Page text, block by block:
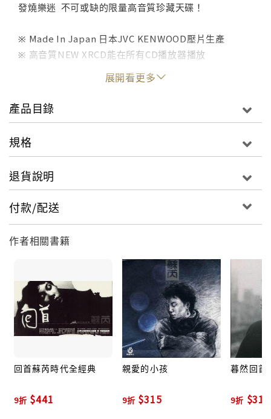
發燒樂迷 不可或缺的限量高音質珍藏天碟！
※ Made In Japan 日本JVC KENWOOD壓片生產
※ 高音質NEW XRCD能在所有CD播放器播放
透過JVC KENWOOD 全新HR Cutting進行Direct
Cutting刻盤
再以高解析素材SHM-CD進行壓片、大幅提升高透明度
重現如同錄音時的相同品質
要呈現的高音質音樂
展開看更多
產品目錄
規格
退貨說明
付款/配送
作者相關書籍
回首蘇芮時代全經典
9折 $441
親愛的小孩
9折 $315
暮然回首
9折 $315